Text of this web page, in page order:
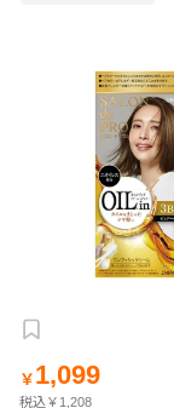
￥ 1,099
税込￥1,208